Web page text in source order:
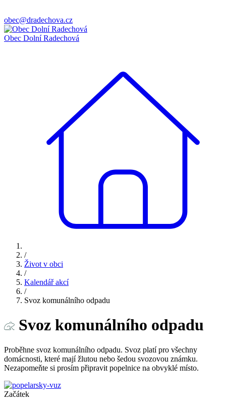
obec@dradechova.cz
Obec DolníRadechová
/
Život v obci
/
Kalendář akcí
/
Svoz komunálního odpadu
Svoz komunálního odpadu
Proběhne svoz komunálního odpadu. Svoz platí pro všechny
domácnosti, které mají žlutou nebo šedou svozovou známku.
Nezapomeňte si prosím připravit popelnice na obvyklé místo.
Začátek